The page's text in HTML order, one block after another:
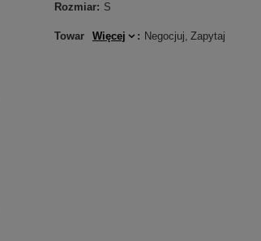
Rozmiar S
Towar Więcej Negocjuj Zapytaj